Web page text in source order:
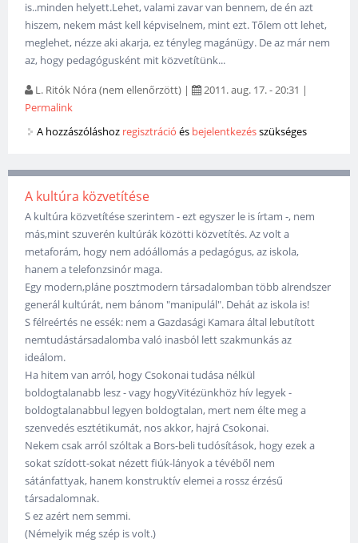
is..minden helyett.Lehet, valami zavar van bennem, de én azt
hiszem, nekem mást kell képviselnem, mint ezt. Tőlem ott lehet,
meglehet, nézze aki akarja, ez tényleg magánügy. De az már nem
az, hogy pedagógusként mit közvetítünk...
L. Ritók Nóra (nem ellenőrzött) | 2011. aug. 17. - 20:31 |
Permalink
A hozzászóláshoz regisztráció és bejelentkezésszükséges
A kultúra közvetítése
A kultúra közvetítése szerintem - ezt egyszer le is írtam -, nem
más,mint szuverén kultúrák közötti közvetítés. Az volt a
metaforám, hogy nem adóállomás a pedagógus, az iskola,
hanem a telefonzsinór maga.
Egy modern,pláne posztmodern társadalomban több alrendszer
generál kultúrát, nem bánom "manipulál". Dehát az iskola is!
S félreértés ne essék: nem a Gazdasági Kamara által lebutított
nemtudástársadalomba való inasból lett szakmunkás az
ideálom.
Ha hitem van arról, hogy Csokonai tudása nélkül
boldogtalanabb lesz - vagy hogyVitézünkhöz hív legyek -
boldogtalanabbul legyen boldogtalan, mert nem élte meg a
szenvedés esztétikumát, nos akkor, hajrá Csokonai.
Nekem csak arról szóltak a Bors-beli tudósítások, hogy ezek a
sokat szídott-sokat nézett fiúk-lányok a tévéből nem
sátánfattyak, hanem konstruktív elemei a rossz érzésű
társadalomnak.
S ez azért nem semmi.
(Némelyik még szép is volt.)